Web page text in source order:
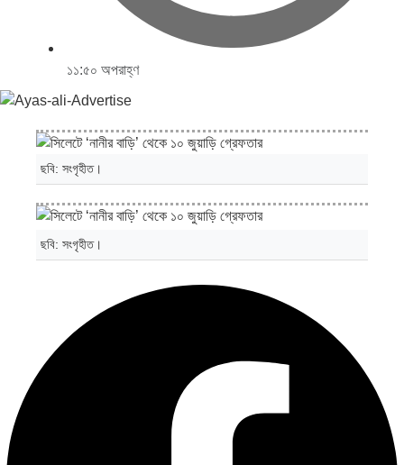
১১:৫০ অপরাহ্ণ
ছবি: সংগৃহীত।
ছবি: সংগৃহীত।